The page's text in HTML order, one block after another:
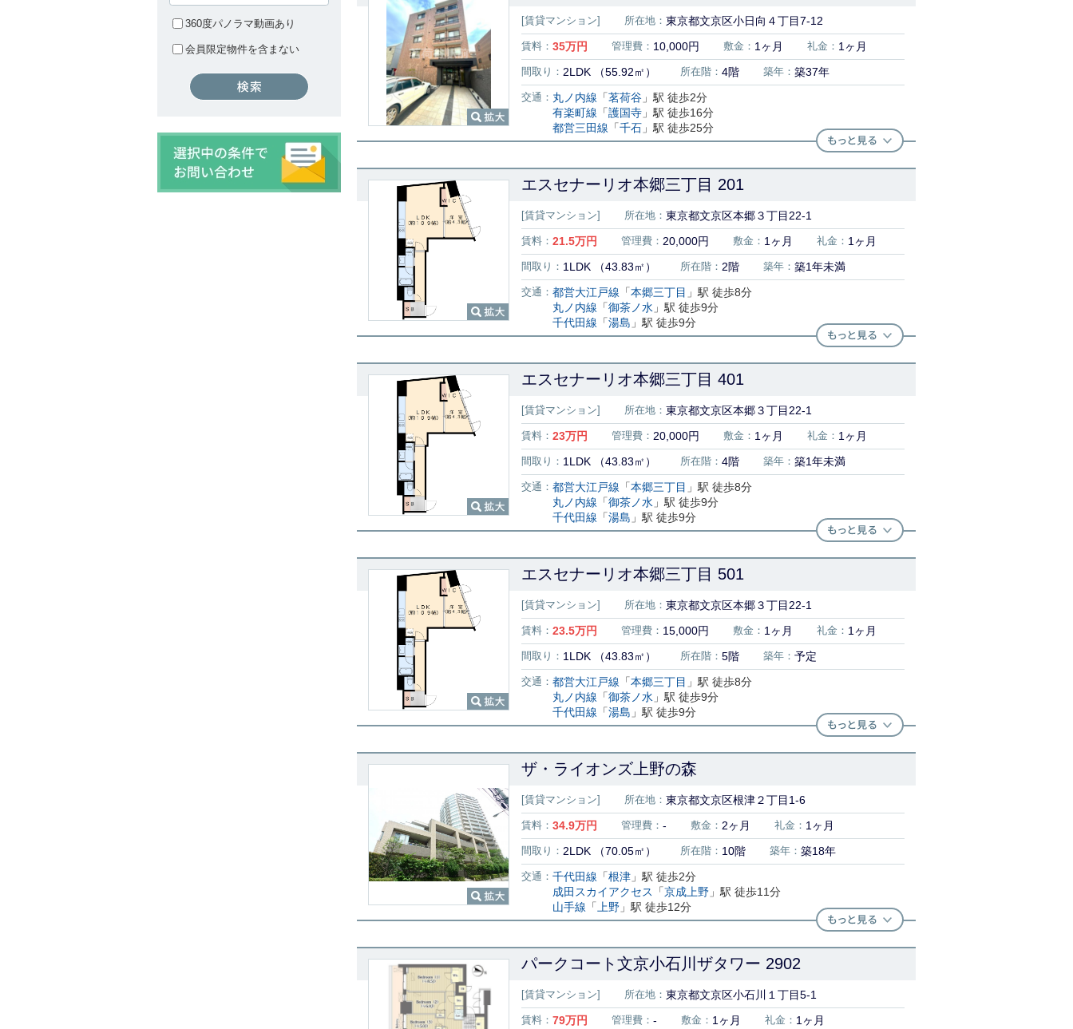
[賃貸マンション] 所在地： 東京都文京区小日向４丁目7-12
賃料： 35万円 管理費： 10,000円 敷金： 1ヶ月 礼金： 1ヶ月
間取り： 2LDK （55.92㎡） 所在階： 4階 築年： 築37年
交通： 丸ノ内線 「茗荷谷 」駅 徒歩2分
有楽町線 「護国寺 」駅 徒歩16分
都営三田線 「千石 」駅 徒歩25分
エスセナーリオ本郷三丁目 201
[賃貸マンション] 所在地： 東京都文京区本郷３丁目22-1
賃料： 21.5万円 管理費： 20,000円 敷金： 1ヶ月 礼金： 1ヶ月
間取り： 1LDK （43.83㎡） 所在階： 2階 築年： 築1年未満
交通： 都営大江戸線 「本郷三丁目 」駅 徒歩8分
丸ノ内線 「御茶ノ水 」駅 徒歩9分
千代田線 「湯島 」駅 徒歩9分
エスセナーリオ本郷三丁目 401
[賃貸マンション] 所在地： 東京都文京区本郷３丁目22-1
賃料： 23万円 管理費： 20,000円 敷金： 1ヶ月 礼金： 1ヶ月
間取り： 1LDK （43.83㎡） 所在階： 4階 築年： 築1年未満
交通： 都営大江戸線 「本郷三丁目 」駅 徒歩8分
丸ノ内線 「御茶ノ水 」駅 徒歩9分
千代田線 「湯島 」駅 徒歩9分
エスセナーリオ本郷三丁目 501
[賃貸マンション] 所在地： 東京都文京区本郷３丁目22-1
賃料： 23.5万円 管理費： 15,000円 敷金： 1ヶ月 礼金： 1ヶ月
間取り： 1LDK （43.83㎡） 所在階： 5階 築年： 予定
交通： 都営大江戸線 「本郷三丁目 」駅 徒歩8分
丸ノ内線 「御茶ノ水 」駅 徒歩9分
千代田線 「湯島 」駅 徒歩9分
ザ・ライオンズ上野の森
[賃貸マンション] 所在地： 東京都文京区根津２丁目1-6
賃料： 34.9万円 管理費： - 敷金： 2ヶ月 礼金： 1ヶ月
間取り： 2LDK （70.05㎡） 所在階： 10階 築年： 築18年
交通： 千代田線 「根津 」駅 徒歩2分
成田スカイアクセス
「京成上野 」駅 徒歩11分
山手線 「 上野 」駅 徒歩12分
パークコート文京小石川ザタワー 2902
[賃貸マンション] 所在地： 東京都文京区小石川１丁目5-1
賃料： 79万円 管理費： - 敷金： 1ヶ月 礼金： 1ヶ月
360度パノラマ動画あり
会員限定物件を含まない